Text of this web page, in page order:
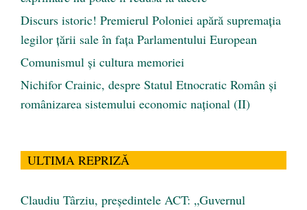
Discurs istoric! Premierul Poloniei apără supremația
legilor țării sale în fața Parlamentului European
Comunismul şi cultura memoriei
Nichifor Crainic, despre Statul Etnocratic Român şi
românizarea sistemului economic naţional (II)
ULTIMA REPRIZĂ
Claudiu Târziu, președintele ACT: „Guvernul